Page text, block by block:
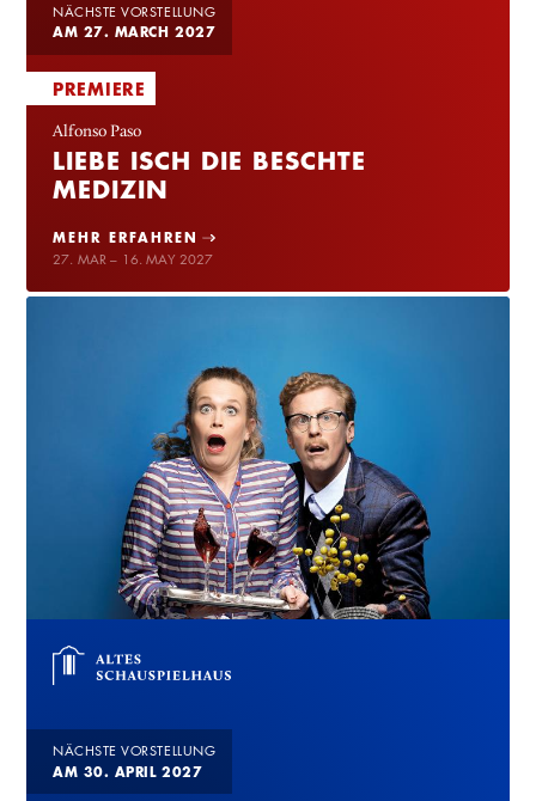
NÄCHSTE VORSTELLUNG
AM 27. MARCH 2027
PREMIERE
Alfonso Paso
LIEBE ISCH DIE BESCHTE
MEDIZIN
MEHR ERFAHREN
27. MAR – 16. MAY 2027
NÄCHSTE VORSTELLUNG
AM 30. APRIL 2027